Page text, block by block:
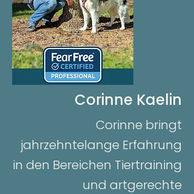
Corinne Kaelin
Corinne bringt
jahrzehntelange Erfahrung
in den Bereichen Tiertraining
und artgerechte